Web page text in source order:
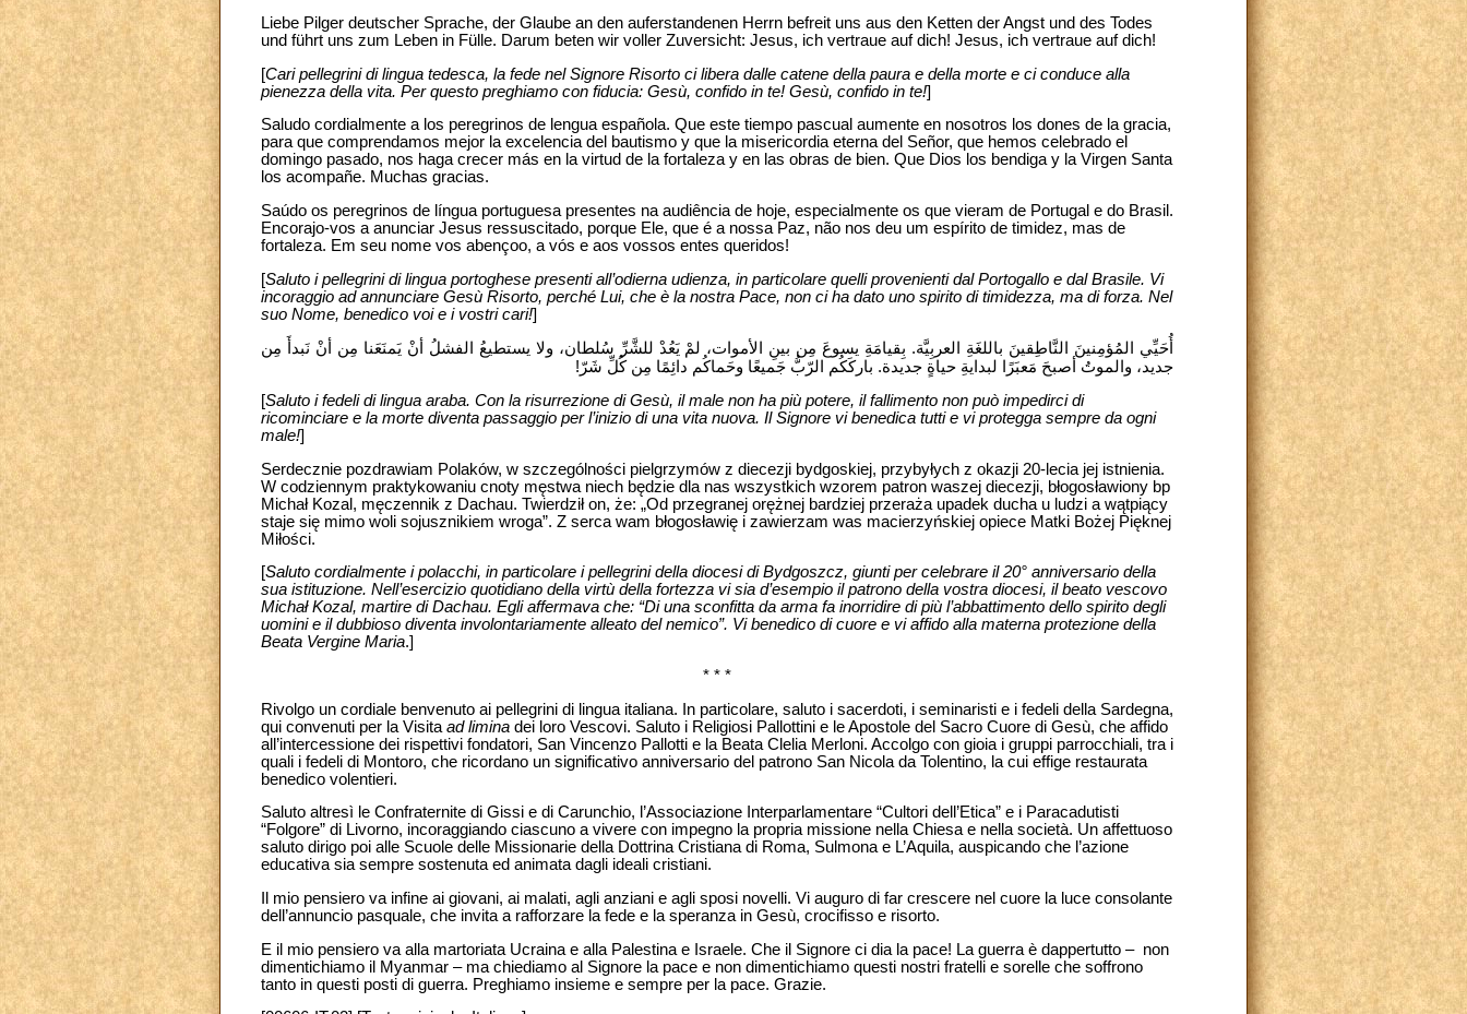
Liebe Pilger deutscher Sprache, der Glaube an den auferstandenen Herrn befreit uns aus den Ketten der Angst und des Todes
und führt uns zum Leben in Fülle. Darum beten wir voller Zuversicht: Jesus, ich vertraue auf dich! Jesus, ich vertraue auf dich!
[Cari pellegrini di lingua tedesca, la fede nel Signore Risorto ci libera dalle catene della paura e della morte e ci conduce alla
pienezza della vita. Per questo preghiamo con fiducia: Gesù, confido in te! Gesù, confido in te!]
Saludo cordialmente a los peregrinos de lengua española. Que este tiempo pascual aumente en nosotros los dones de la gracia,
para que comprendamos mejor la excelencia del bautismo y que la misericordia eterna del Señor, que hemos celebrado el
domingo pasado, nos haga crecer más en la virtud de la fortaleza y en las obras de bien. Que Dios los bendiga y la Virgen Santa
los acompañe. Muchas gracias.
Saúdo os peregrinos de língua portuguesa presentes na audiência de hoje, especialmente os que vieram de Portugal e do Brasil.
Encorajo-vos a anunciar Jesus ressuscitado, porque Ele, que é a nossa Paz, não nos deu um espírito de timidez, mas de
fortaleza. Em seu nome vos abençoo, a vós e aos vossos entes queridos!
[Saluto i pellegrini di lingua portoghese presenti all’odierna udienza, in particolare quelli provenienti dal Portogallo e dal Brasile. Vi
incoraggio ad annunciare Gesù Risorto, perché Lui, che è la nostra Pace, non ci ha dato uno spirito di timidezza, ma di forza. Nel
suo Nome, benedico voi e i vostri cari!]
أُحَيِّي المُؤمِنينَ النَّاطِقينَ باللغَةِ العربِيَّة. بِقيامَةِ يسوعَ مِن بينِ الأموات، لمْ يَعُدْ للشَّرِّ سُلطان، ولا يستطيعُ الفشلُ أنْ يَمنَعَنا مِن أنْ نَبدأَ مِن
جديد، والموتُ أصبحَ مَعبَرًا لبدايةِ حياةٍ جديدة. باركَكُم الرّبُّ جَميعًا وحَماكُم دائِمًا مِن كُلِّ شَرّ!
[Saluto i fedeli di lingua araba. Con la risurrezione di Gesù, il male non ha più potere, il fallimento non può impedirci di
ricominciare e la morte diventa passaggio per l’inizio di una vita nuova. Il Signore vi benedica tutti e vi protegga ‎sempre da ogni
male‎‎‎‏!]
Serdecznie pozdrawiam Polaków, w szczególności pielgrzymów z diecezji bydgoskiej, przybyłych z okazji 20-lecia jej istnienia.
W codziennym praktykowaniu cnoty męstwa niech będzie dla nas wszystkich wzorem patron waszej diecezji, błogosławiony bp
Michał Kozal, męczennik z Dachau. Twierdził on, że: „Od przegranej orężnej bardziej przeraża upadek ducha u ludzi a wątpiący
staje się mimo woli sojusznikiem wroga”. Z serca wam błogosławię i zawierzam was macierzyńskiej opiece Matki Bożej Pięknej
Miłości.
[Saluto cordialmente i polacchi, in particolare i pellegrini della diocesi di Bydgoszcz, giunti per celebrare il 20° anniversario della
sua istituzione. Nell’esercizio quotidiano della virtù della fortezza vi sia d’esempio il patrono della vostra diocesi, il beato vescovo
Michał Kozal, martire di Dachau. Egli affermava che: “Di una sconfitta da arma fa inorridire di più l’abbattimento dello spirito degli
uomini e il dubbioso diventa involontariamente alleato del nemico”. Vi benedico di cuore e vi affido alla materna protezione della
Beata Vergine Maria.]
* * *
Rivolgo un cordiale benvenuto ai pellegrini di lingua italiana. In particolare, saluto i sacerdoti, i seminaristi e i fedeli della Sardegna,
qui convenuti per la Visita ad limina dei loro Vescovi. Saluto i Religiosi Pallottini e le Apostole del Sacro Cuore di Gesù, che affido
all’intercessione dei rispettivi fondatori, San Vincenzo Pallotti e la Beata Clelia Merloni. Accolgo con gioia i gruppi parrocchiali, tra i
quali i fedeli di Montoro, che ricordano un significativo anniversario del patrono San Nicola da Tolentino, la cui effige restaurata
benedico volentieri.
Saluto altresì le Confraternite di Gissi e di Carunchio, l’Associazione Interparlamentare “Cultori dell’Etica” e i Paracadutisti
“Folgore” di Livorno, incoraggiando ciascuno a vivere con impegno la propria missione nella Chiesa e nella società. Un affettuoso
saluto dirigo poi alle Scuole delle Missionarie della Dottrina Cristiana di Roma, Sulmona e L’Aquila, auspicando che l’azione
educativa sia sempre sostenuta ed animata dagli ideali cristiani.
Il mio pensiero va infine ai giovani, ai malati, agli anziani e agli sposi novelli. Vi auguro di far crescere nel cuore la luce consolante
dell’annuncio pasquale, che invita a rafforzare la fede e la speranza in Gesù, crocifisso e risorto.
E il mio pensiero va alla martoriata Ucraina e alla Palestina e Israele. Che il Signore ci dia la pace! La guerra è dappertutto – non
dimentichiamo il Myanmar – ma chiediamo al Signore la pace e non dimentichiamo questi nostri fratelli e sorelle che soffrono
tanto in questi posti di guerra. Preghiamo insieme e sempre per la pace. Grazie.